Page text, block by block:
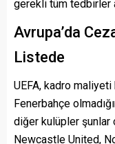
gerekli tüm tedbirler
Avrupa’da
Listede
UEFA, kadro maliyeti
Fenerbahçe
diğer kulüpler şunlar
Newcastle United,